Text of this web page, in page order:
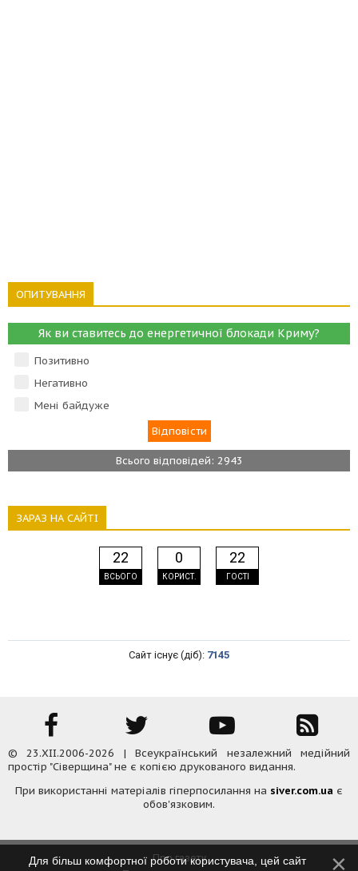
ОПИТУВАННЯ
Як ви ставитесь до енергетичної блокади Криму?
Позитивно
Негативно
Мені байдуже
Всього відповідей: 2943
ЗАРАЗ НА САЙТІ
22
ВСЬОГО
0
КОРИСТ.
22
ГОСТІ
Сайт існує (діб): 7145
© 23.XII.2006-2026 | Всеукраїнський незалежний медійний
простір "Сіверщина" не є копією друкованого видання.
При використанні матеріалів гіперпосилання на siver.com.ua є
обов'язковим.
Про газету
Для більш комфортної роботи користувача, цей сайт